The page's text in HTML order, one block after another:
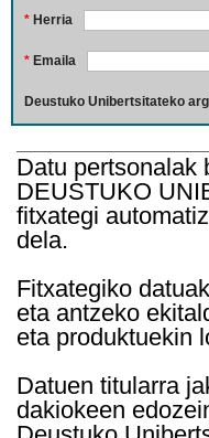
* Herria
* Emaila
Deustuko Unibertsitateko
Datu pertsonalak
DEUSTUKO
fitxategi
dela.
Fitxategiko
eta antzeko
eta produktuekin
Datuen titularra
dakiokeen